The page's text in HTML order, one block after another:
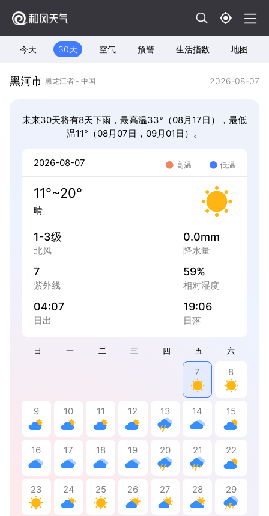
今天 30天 空气 预警 生活指数 地图
黑河市 黑龙江省 - 中国 2026-08-07
未来30天将有8天下雨，最高温33°（08月17日），最低
温11°（08月07日，09月01日）。
日 一 二 三 四 五 六
7 8
9 10 11 12 13 14 15
16 17 18 19 20 21 22
23 24 25 26 27 28 29
2026-08-07 高温 低温
11°~20°
晴
1-3级
北风
0.0mm
降水量
7
紫外线
59%
相对湿度
04:07
日出
19:06
日落